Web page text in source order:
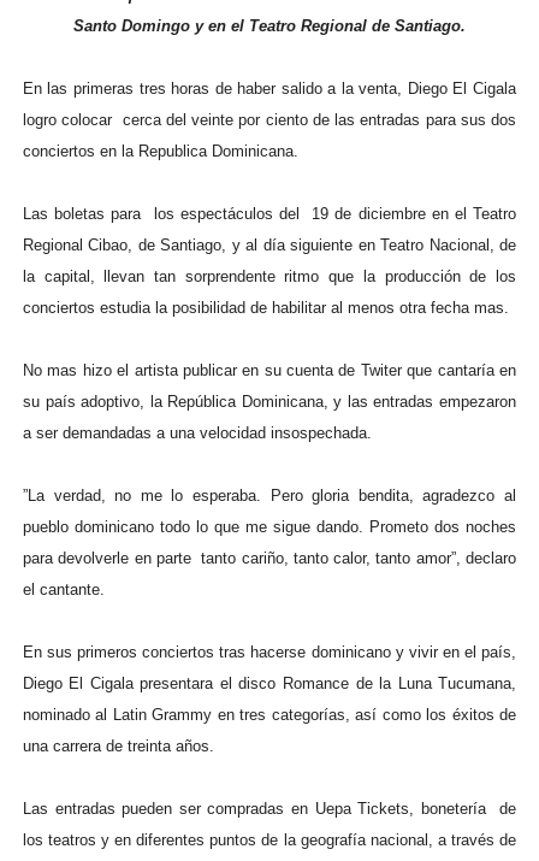
Santo Domingo y en el Teatro Regional de Santiago.
En las primeras tres horas de haber salido a la venta, Diego El Cigala
logro colocar cerca del veinte por ciento de las entradas para sus dos
conciertos en la Republica Dominicana.
Las boletas para los espectáculos del 19 de diciembre en el Teatro
Regional Cibao, de Santiago, y al día siguiente en Teatro Nacional, de
la capital, llevan tan sorprendente ritmo que la producción de los
conciertos estudia la posibilidad de habilitar al menos otra fecha mas.
No mas hizo el artista publicar en su cuenta de Twiter que cantaría en
su país adoptivo, la República Dominicana, y las entradas empezaron
a ser demandadas a una velocidad insospechada.
”La verdad, no me lo esperaba. Pero gloria bendita, agradezco al
pueblo dominicano todo lo que me sigue dando. Prometo dos noches
para devolverle en parte tanto cariño, tanto calor, tanto amor”, declaro
el cantante.
En sus primeros conciertos tras hacerse dominicano y vivir en el país,
Diego El Cigala presentara el disco Romance de la Luna Tucumana,
nominado al Latin Grammy en tres categorías, así como los éxitos de
una carrera de treinta años.
Las entradas pueden ser compradas en Uepa Tickets, bonetería de
los teatros y en diferentes puntos de la geografía nacional, a través de